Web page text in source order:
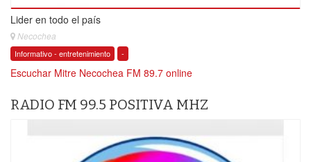
Lider en todo el país
Necochea
Informativo - entretenimiento -
Escuchar Mitre Necochea FM 89.7 online
RADIO FM 99.5 POSITIVA MHZ